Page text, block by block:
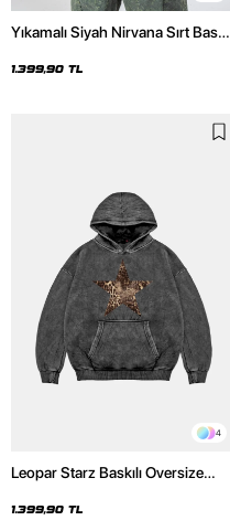
Yıkamalı Siyah Nirvana Sırt Baskılı
1.399,90 TL
4
Leopar Starz Baskılı Oversize
Hoodie
1.399,90 TL